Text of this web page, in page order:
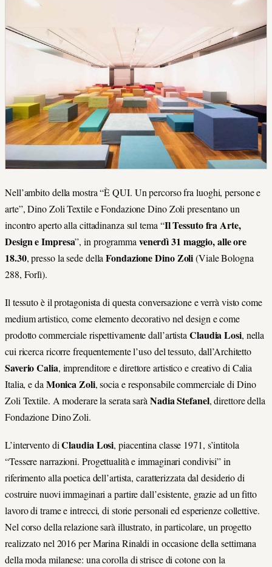
Nell’ambito della mostra “È QUI. Un percorso fra luoghi, persone e
arte”, Dino Zoli Textile e Fondazione Dino Zoli presentano un
incontro aperto alla cittadinanza sul tema “Il Tessuto fra Arte,
Design e Impresa”, in programma venerdì 31 maggio, alle ore
18.30, presso la sede dellaFondazione Dino Zoli(Viale Bologna
288, Forlì).
Il tessuto è il protagonista di questa conversazione e verrà visto come
medium artistico, come elemento decorativo nel design e come
prodotto commerciale rispettivamente dall’artista Claudia Losi, nella
cui ricerca ricorre frequentemente l’uso del tessuto, dall’Architetto
Saverio Calia, imprenditore e direttore artistico e creativo di Calia
Italia, e da Monica Zoli, socia e responsabile commerciale di Dino
Zoli Textile. A moderare la serata sarà Nadia Stefanel, direttore della
Fondazione Dino Zoli.
L’intervento diClaudia Losi, piacentina classe 1971, s’intitola
“Tessere narrazioni. Progettualità e immaginari condivisi” in
riferimento alla poetica dell’artista, caratterizzata dal desiderio di
costruire nuovi immaginari a partire dall’esistente, grazie ad un fitto
lavoro di trame e intrecci, di storie personali ed esperienze collettive.
Nel corso della relazione sarà illustrato, in particolare, un progetto
realizzato nel 2016 per Marina Rinaldi in occasione della settimana
della moda milanese: una corolla di strisce di cotone con la